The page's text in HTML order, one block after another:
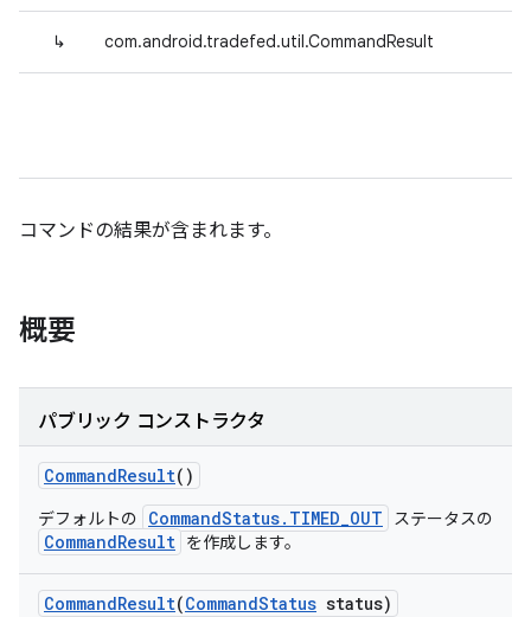
↳ com.android.tradefed.util.CommandResult
コマンドの結果が含まれます。
概要
パブリック コンストラクタ
CommandResult()
デフォルトの CommandStatus.TIMED_OUT ステータスの
CommandResult を作成します。
CommandResult(CommandStatus status)